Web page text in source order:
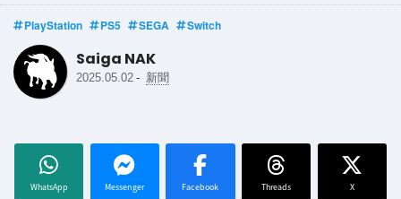
PlayStation PS5 SEGA Switch
Saiga NAK
2025.05.02 - 新聞
WhatsApp Messenger Facebook Threads X